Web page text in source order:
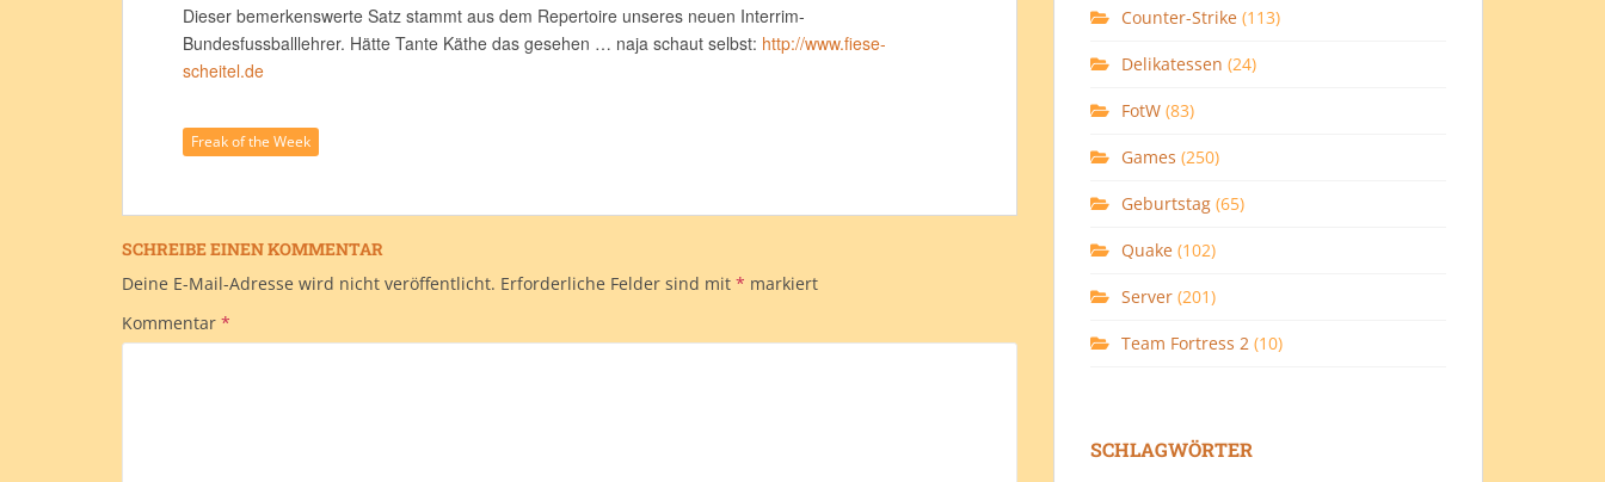
Dieser bemerkenswerte Satz stammt aus dem Repertoire unseres neuen Interrim-
Bundesfussballlehrer. Hätte Tante Käthe das gesehen … naja schaut selbst: http://www.fiese-
scheitel.de
Freak of the Week
SCHREIBE EINEN KOMMENTAR
Deine E-Mail-Adresse wird nicht veröffentlicht. Erforderliche Felder sind mit * markiert
Kommentar *
Counter-Strike (113)
Delikatessen (24)
FotW (83)
Games (250)
Geburtstag (65)
Quake (102)
Server (201)
Team Fortress 2 (10)
SCHLAGWÖRTER